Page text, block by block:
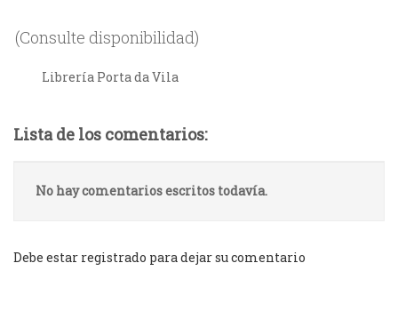
(Consulte disponibilidad)
Librería Porta da Vila
Lista de los comentarios:
No hay comentarios escritos todavía.
Debe estar registrado para dejar su comentario